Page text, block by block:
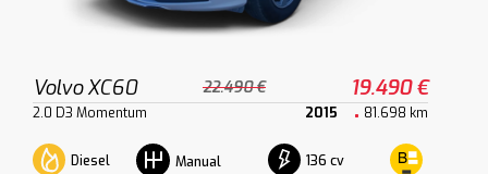
Volvo XC60 22.490 € 19.490 €
2.0 D3 Momentum 2015 81.698 km
Diesel Manual 136 cv